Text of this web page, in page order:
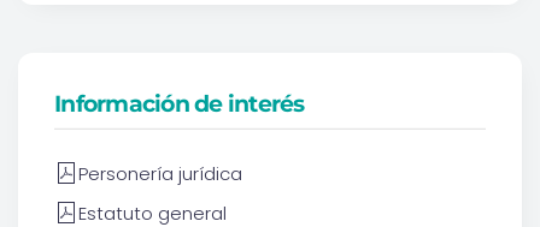
Información de interés
Personería jurídica
Estatuto general